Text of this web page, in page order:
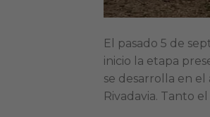
El pasado 5 de
inicio la etapa
se desarrolla en
Rivadavia. Tanto